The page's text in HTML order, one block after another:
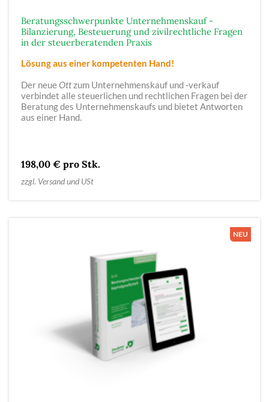
Beratungsschwerpunkte Unternehmenskauf -
Bilanzierung, Besteuerung und zivilrechtliche Fragen
in der steuerberatenden Praxis
Lösung aus einer kompetenten Hand!
Der neueOttzum Unternehmenskauf und -verkauf
verbindet alle steuerlichen und rechtlichen Fragen bei der
Beratung des Unternehmenskaufs und bietet Antworten
aus einer Hand.
198,00 € pro Stk.
zzgl. Versand und USt